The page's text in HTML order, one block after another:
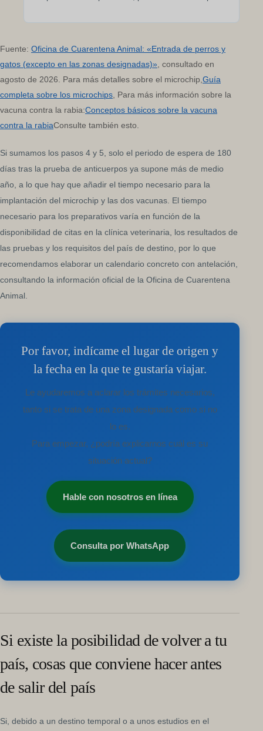
Fuente: Oficina de Cuarentena Animal: «Entrada de perros y
gatos (excepto en las zonas designadas)» , consultado en
agosto de 2026. Para más detalles sobre el microchip, Guía
completa sobre los microchips , Para más información sobre la
vacuna contra la rabia:Conceptos básicos sobre la vacuna
contra la rabiaConsulte también esto.
Si sumamos los pasos 4 y 5, solo el periodo de espera de 180
días tras la prueba de anticuerpos ya supone más de medio
año, a lo que hay que añadir el tiempo necesario para la
implantación del microchip y las dos vacunas. El tiempo
necesario para los preparativos varía en función de la
disponibilidad de citas en la clínica veterinaria, los resultados de
las pruebas y los requisitos del país de destino, por lo que
recomendamos elaborar un calendario concreto con antelación,
consultando la información oficial de la Oficina de Cuarentena
Animal.
Por favor, indícame el lugar de origen y
la fecha en la que te gustaría viajar.
Le ayudaremos a aclarar los trámites necesarios,
tanto si se trata de una zona designada como si no
lo es.
Para empezar, ¿podría explicarnos cuál es su
situación actual?
Hable con nosotros en línea
Consulta por WhatsApp
Si existe la posibilidad de volver a tu
país, cosas que conviene hacer antes
de salir del país
Si, debido a un destino temporal o a unos estudios en el